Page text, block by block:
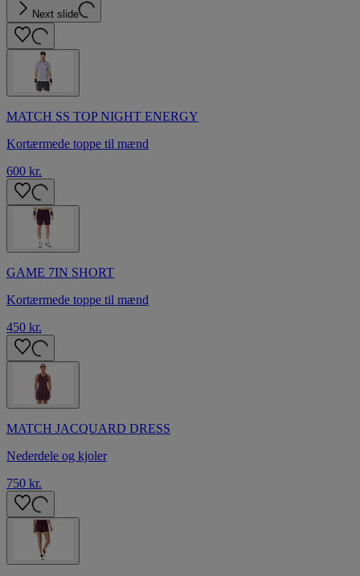
Next slide
MATCH SS TOP NIGHT ENERGY
Kortærmede toppe til mænd
600 kr.
GAME 7IN SHORT
Kortærmede toppe til mænd
450 kr.
MATCH JACQUARD DRESS
Nederdele og kjoler
750 kr.